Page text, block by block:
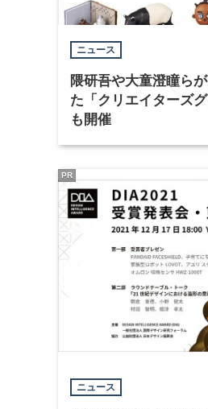
ニュース
隈研吾や⼤童澄瞳ら
た「クリエイターズ
も開催
ニュース
PR